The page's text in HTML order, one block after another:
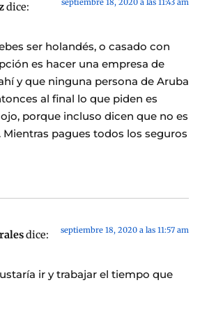
dice:
ser holandés, o casado con
es hacer una empresa de
y que ninguna persona de Aruba
al final lo que piden es
porque incluso dicen que no es
pagues todos los seguros
dice: septiembre 18, 2020 a las 11:57 am
ir y trabajar el tiempo que